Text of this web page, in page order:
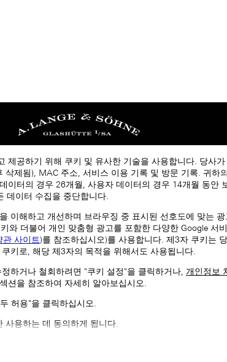
제공하기 위해 쿠키 및 유사한 기술을 사용합니다. 당사가
삭제됨), MAC 주소, 서비스 이용 기록 및 방문 기록. 귀하
이터의 경우 26개월, 사용자 데이터의 경우 14개월 동안
데이터 수집을 중단합니다.
이해하고 개선하며 브라우징 중 표시된 선호도에 맞는 광
와 더불어 개인 맞춤형 광고를 포함한 다양한 Google 서
관 사이트)를 참조하십시오)를 사용합니다. 제3자 쿠키는
키로, 해당 제3자의 목적을 위해서도 사용됩니다.
하거나 철회하려면 "쿠키 설정"을 클릭하거나, 개인정보
션을 참조하여 자세히 알아보십시오.
허용"을 클릭하십시오.
사용하는 데 동의하게 됩니다.